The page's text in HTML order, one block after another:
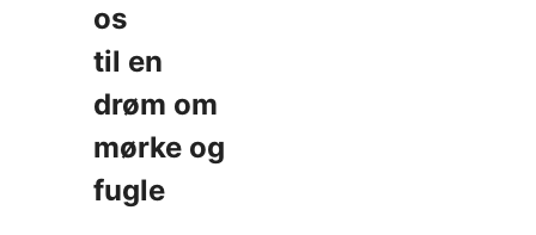
os
til en
drøm om
mørke og
fugle